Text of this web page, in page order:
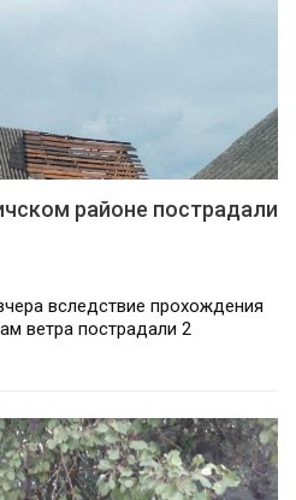
районе пострадали
вследствие прохождения
ветра пострадали 2